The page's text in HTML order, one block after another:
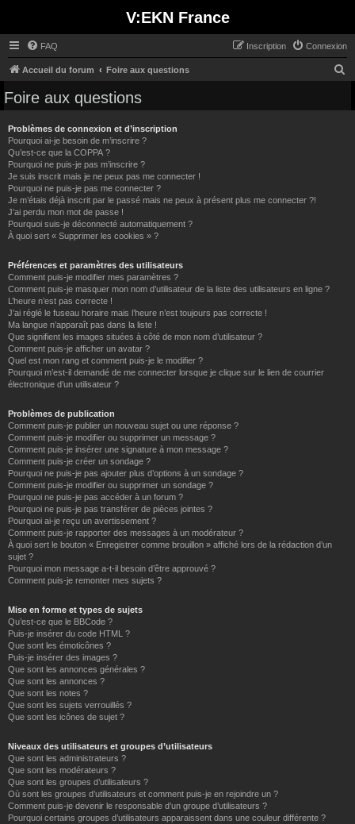
V:EKN France
FAQ Connexion
Inscription
Accueil du forum Foire aux questions
Foire aux questions
Problèmes de connexion et d’inscription
Pourquoi ai-je besoin de m’inscrire ?
Qu’est-ce que la COPPA ?
Pourquoi ne puis-je pas m’inscrire ?
Je suis inscrit mais je ne peux pas me connecter !
Pourquoi ne puis-je pas me connecter ?
Je m’étais déjà inscrit par le passé mais ne peux à présent plus me connecter ?!
J’ai perdu mon mot de passe !
Pourquoi suis-je déconnecté automatiquement ?
À quoi sert « Supprimer les cookies » ?
Préférences et paramètres des utilisateurs
Comment puis-je modifier mes paramètres ?
Comment puis-je masquer mon nom d’utilisateur de la liste des utilisateurs en ligne ?
L’heure n’est pas correcte !
J’ai réglé le fuseau horaire mais l’heure n’est toujours pas correcte !
Ma langue n’apparaît pas dans la liste !
Que signifient les images situées à côté de mon nom d’utilisateur ?
Comment puis-je afficher un avatar ?
Quel est mon rang et comment puis-je le modifier ?
Pourquoi m’est-il demandé de me connecter lorsque je clique sur le lien de courrier
électronique d’un utilisateur ?
Problèmes de publication
Comment puis-je publier un nouveau sujet ou une réponse ?
Comment puis-je modifier ou supprimer un message ?
Comment puis-je insérer une signature à mon message ?
Comment puis-je créer un sondage ?
Pourquoi ne puis-je pas ajouter plus d’options à un sondage ?
Comment puis-je modifier ou supprimer un sondage ?
Pourquoi ne puis-je pas accéder à un forum ?
Pourquoi ne puis-je pas transférer de pièces jointes ?
Pourquoi ai-je reçu un avertissement ?
Comment puis-je rapporter des messages à un modérateur ?
À quoi sert le bouton « Enregistrer comme brouillon » affiché lors de la rédaction d’un
sujet ?
Pourquoi mon message a-t-il besoin d’être approuvé ?
Comment puis-je remonter mes sujets ?
Mise en forme et types de sujets
Qu’est-ce que le BBCode ?
Puis-je insérer du code HTML ?
Que sont les émoticônes ?
Puis-je insérer des images ?
Que sont les annonces générales ?
Que sont les annonces ?
Que sont les notes ?
Que sont les sujets verrouillés ?
Que sont les icônes de sujet ?
Niveaux des utilisateurs et groupes d’utilisateurs
Que sont les administrateurs ?
Que sont les modérateurs ?
Que sont les groupes d’utilisateurs ?
Où sont les groupes d’utilisateurs et comment puis-je en rejoindre un ?
Comment puis-je devenir le responsable d’un groupe d’utilisateurs ?
Pourquoi certains groupes d’utilisateurs apparaissent dans une couleur différente ?